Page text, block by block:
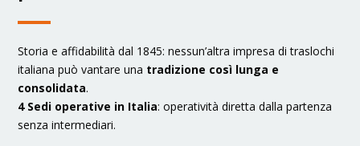
Storia e affidabilità dal 1845: nessun’altra impresa di traslochi
italiana può vantare una tradizione così lunga e
consolidata.
4 Sedi operative in Italia: operatività diretta dalla partenza
senza intermediari.